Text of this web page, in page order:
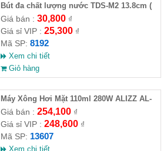
Bút đa chất lượng nước TDS-M2 13.8cm (
HĐ )
Giá bán : 30,800₫
Giá sỉ VIP : 25,300₫
Mã SP: 8192
Xem chi tiết
Giỏ hàng
Máy Xông Hơi Mặt 110ml 280W ALIZZ AL-
13607( HĐ )
Giá bán : 254,100₫
Giá sỉ VIP : 248,600₫
Mã SP: 13607
Xem chi tiết